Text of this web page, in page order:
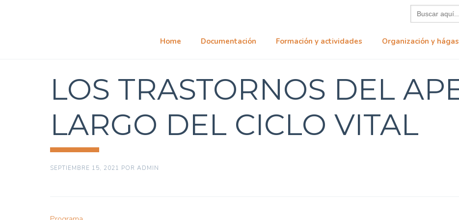
Home Documentación Formación y actividades Organización y
Buscar:
LOS TRASTORNOS DEL
LARGO DEL CICLO VITAL
SEPTIEMBRE 15, 2021 POR ADMIN